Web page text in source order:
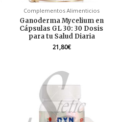
Complementos Alimenticios
Ganoderma Mycelium en
Cápsulas GL 30: 30 Dosis
para tu Salud Diaria
21,80€